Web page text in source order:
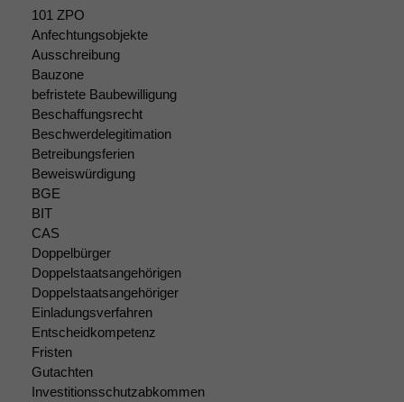
101 ZPO
Anfechtungsobjekte
Ausschreibung
Bauzone
befristete Baubewilligung
Beschaffungsrecht
Beschwerdelegitimation
Betreibungsferien
Beweiswürdigung
BGE
BIT
CAS
Doppelbürger
Doppelstaatsangehörigen
Doppelstaatsangehöriger
Einladungsverfahren
Entscheidkompetenz
Fristen
Gutachten
Investitionsschutzabkommen